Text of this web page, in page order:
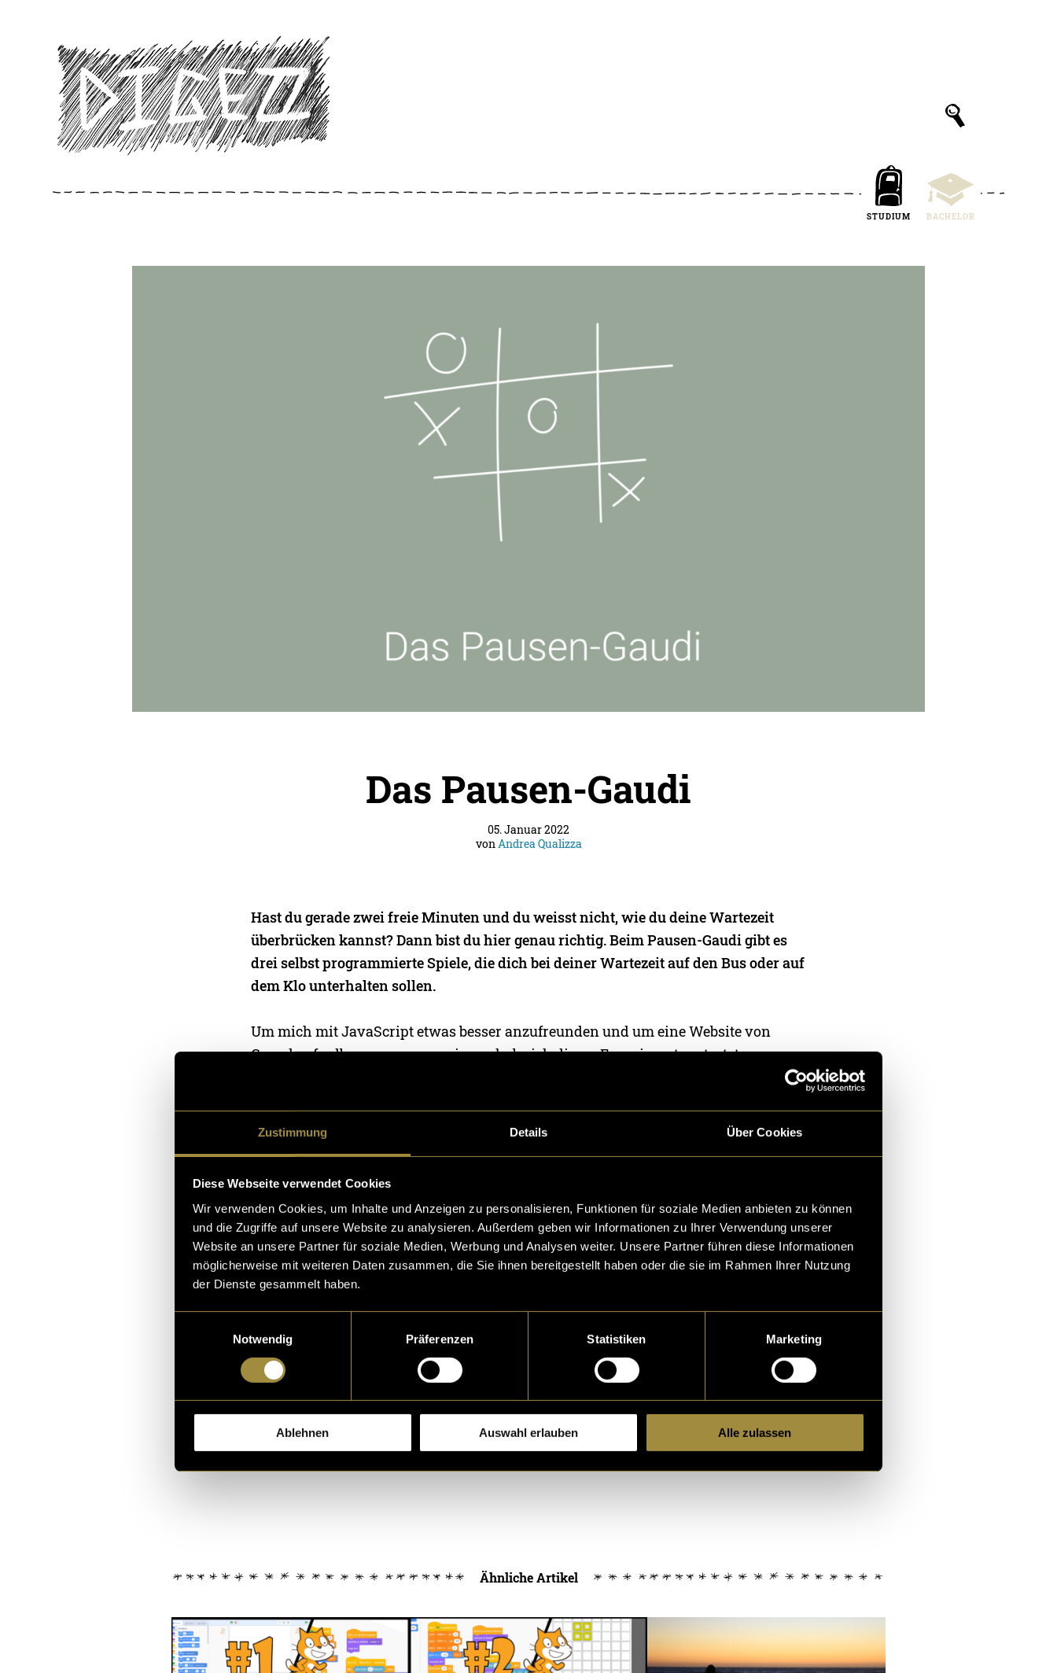
Zustimmung Details Über Cookies
Diese Webseite verwendet Cookies
Wir verwenden Cookies, um Inhalte und Anzeigen zu personalisieren, Funktionen für soziale Medien anbieten zu können
und die Zugriffe auf unsere Website zu analysieren. Außerdem geben wir Informationen zu Ihrer Verwendung unserer
Website an unsere Partner für soziale Medien, Werbung und Analysen weiter. Unsere Partner führen diese Informationen
möglicherweise mit weiteren Daten zusammen, die Sie ihnen bereitgestellt haben oder die sie im Rahmen Ihrer Nutzung
der Dienste gesammelt haben.
Notwendig
Präferenzen Statistiken Marketing
Ablehnen Auswahl erlauben Alle zulassen
STUDIUM BACHELOR
Das Pausen-Gaudi
05. Januar 2022
vonAndrea Qualizza
Hast du gerade zwei freie Minuten und du weisst nicht, wie du deine Wartezeit
überbrücken kannst? Dann bist du hier genau richtig. Beim Pausen-Gaudi gibt es
drei selbst programmierte Spiele, die dich bei deiner Wartezeit auf den Bus oder auf
dem Klo unterhalten sollen.
Um mich mit JavaScript etwas besser anzufreunden und um eine Website von
Grund auf selber zu programmieren, habe ich dieses Experiment gestartet.
Entstehungsprozess findest du in der Kritik.
Kritik
Ähnliche Artikel